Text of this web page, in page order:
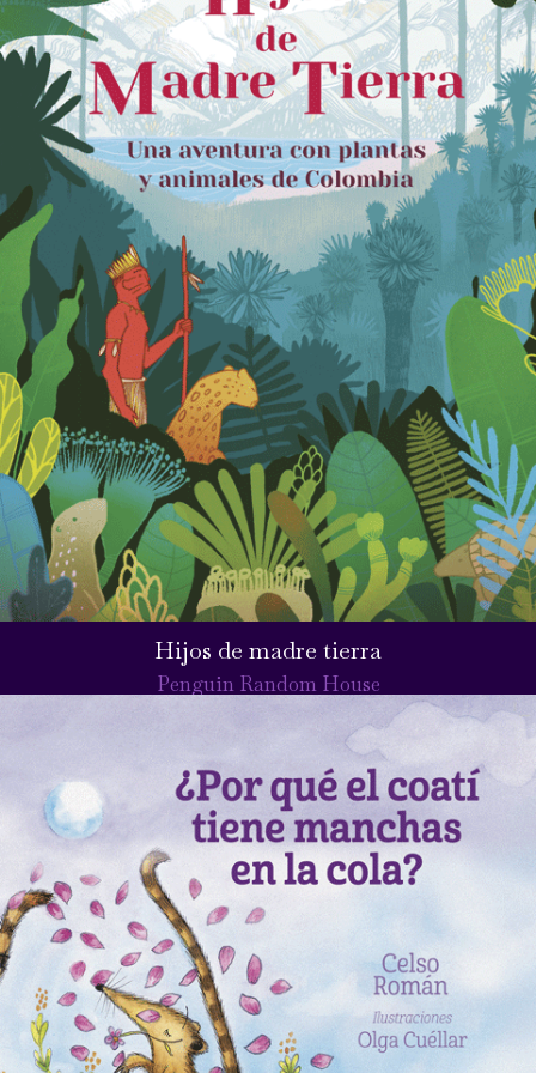
Hijos de madre tierra
Penguin Random House